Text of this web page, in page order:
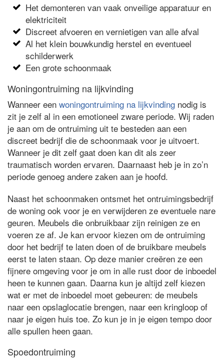
Het demonteren van vaak onveilige apparatuur en
elektriciteit
Discreet afvoeren en vernietigen van alle afval
Al het klein bouwkundig herstel en eventueel
schilderwerk
Een grote schoonmaak
Woningontruiming na lijkvinding
Wanneer een woningontruiming na lijkvinding nodig is
zit je zelf al in een emotioneel zware periode. Wij raden
je aan om de ontruiming uit te besteden aan een
discreet bedrijf die de schoonmaak voor je uitvoert.
Wanneer je dit zelf gaat doen kan dit als zeer
traumatisch worden ervaren. Daarnaast heb je in zo’n
periode genoeg andere zaken aan je hoofd.
Naast het schoonmaken ontsmet het ontruimingsbedrijf
de woning ook voor je en verwijderen ze eventuele nare
geuren. Meubels die onbruikbaar zijn reinigen ze en
voeren ze af. Je kan ervoor kiezen om de ontruiming
door het bedrijf te laten doen of de bruikbare meubels
eerst te laten staan. Op deze manier creëren ze een
fijnere omgeving voor je om in alle rust door de inboedel
heen te kunnen gaan. Daarna kun je altijd zelf kiezen
wat er met de inboedel moet gebeuren: de meubels
naar een opslaglocatie brengen, naar een kringloop of
naar je eigen huis toe. Zo kun je in je eigen tempo door
alle spullen heen gaan.
Spoedontruiming